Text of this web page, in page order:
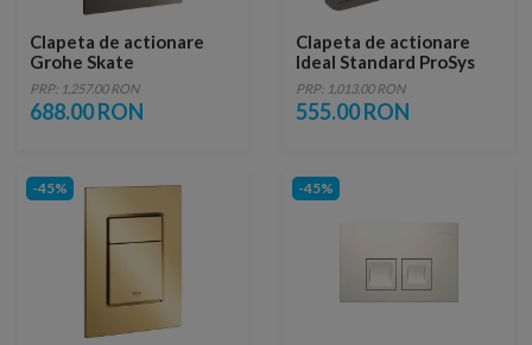
Clapeta de actionare
Grohe Skate
Cosmopolitan S antracit
periat Hard Graphite
PRP: 1,257.00 RON
688.00 RON
Clapeta de actionare
Ideal Standard ProSys
Oleas M3 gri mat
PRP: 1,013.00 RON
555.00 RON
-45% -45%